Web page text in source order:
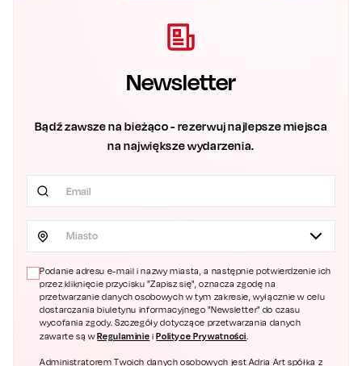
Newsletter
Bądź zawsze na bieżąco - rezerwuj najlepsze miejsca
na największe wydarzenia.
Miasto
Podanie adresu e-mail i nazwy miasta, a następnie potwierdzenie ich
przez kliknięcie przycisku "Zapisz się", oznacza zgodę na
przetwarzanie danych osobowych w tym zakresie, wyłącznie w celu
dostarczania biuletynu informacyjnego "Newsletter" do czasu
wycofania zgody. Szczegóły dotyczące przetwarzania danych
zawarte są wRegulaminie iPolityce Prywatności.
Administratorem Twoich danych osobowych jest Adria Art spółka z